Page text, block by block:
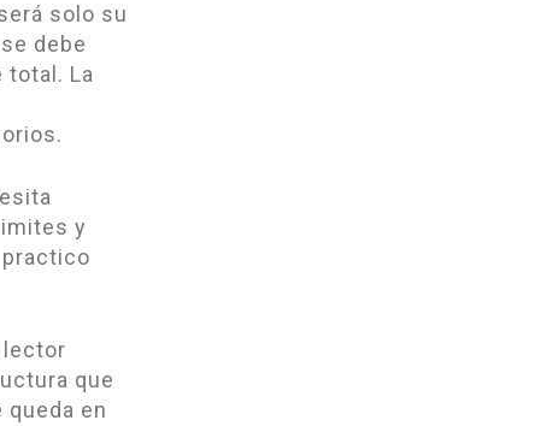
solo su
debe
total. La
y
lector
que
en